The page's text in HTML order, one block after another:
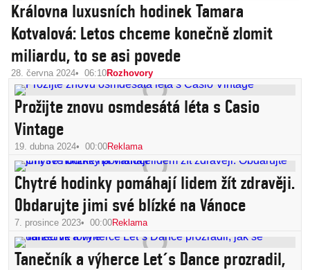
Královna luxusních hodinek Tamara
Kotvalová: Letos chceme konečně zlomit
miliardu, to se asi povede
28. června 2024 06:10Rozhovory
Prožijte znovu osmdesátá léta s Casio
Vintage
19. dubna 2024 00:00Reklama
Chytré hodinky pomáhají lidem žít zdravěji.
Obdarujte jimi své blízké na Vánoce
7. prosince 2023 00:00Reklama
Tanečník a výherce Let´s Dance prozradil,